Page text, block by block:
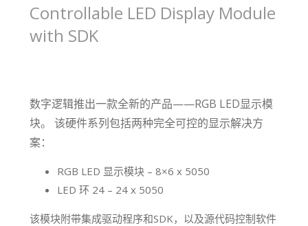
Controllable LED Display Module
with SDK
数字逻辑推出一款全新的产品——RGB LED显示模
块。 该硬件系列包括两种完全可控的显示解决方
案：
RGB LED 显示模块 – 8×6 x 5050
LED 环 24 – 24 x 5050
该模块附带集成驱动程序和SDK，以及源代码控制软件